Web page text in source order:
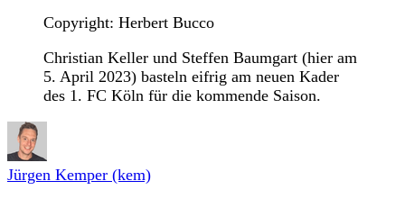
Copyright: Herbert Bucco
Christian Keller und Steffen Baumgart (hier am
5. April 2023) basteln eifrig am neuen Kader
des 1. FC Köln für die kommende Saison.
Jürgen Kemper (kem)